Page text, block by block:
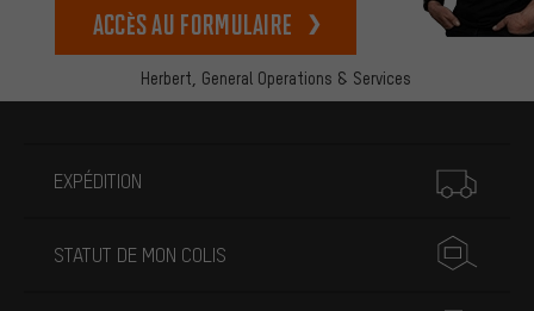
Herbert, General Operations & Services
Accès au formulaire
EXPÉDITION
STATUT DE MON COLIS